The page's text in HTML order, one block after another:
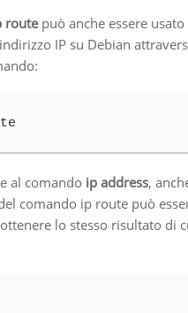
routepuò anche essere usato
IP su Debian
al comando ip address,
comando ip route può
lo stesso risultato di